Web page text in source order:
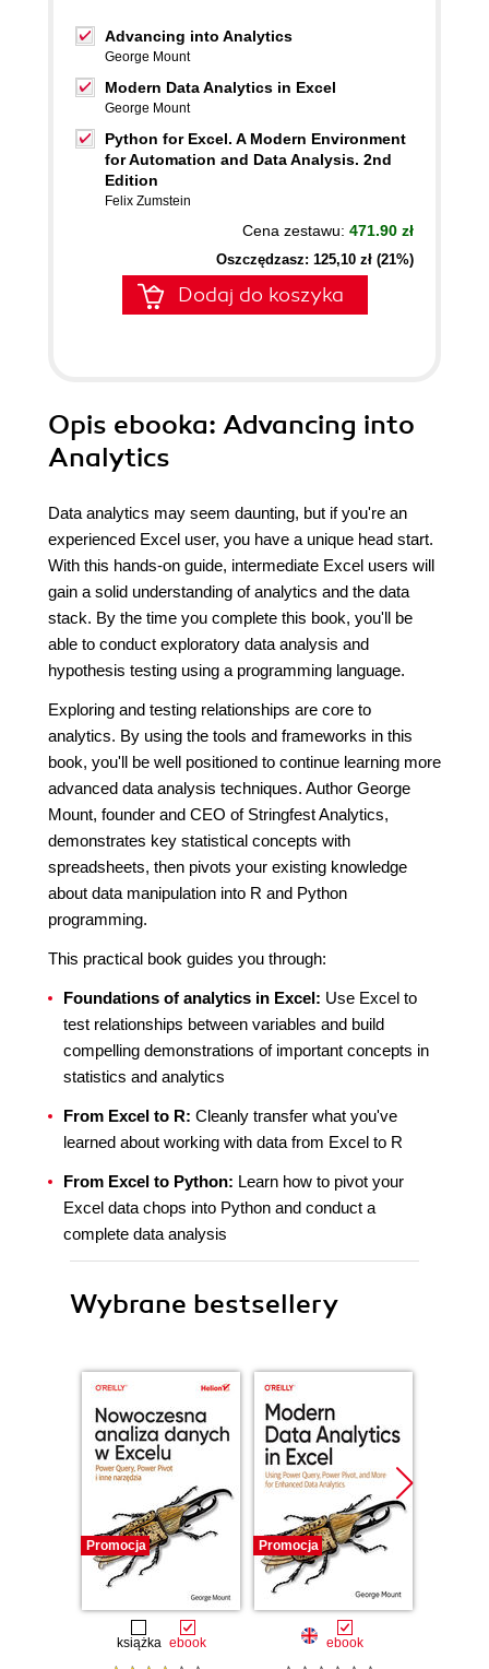
Advancing into Analytics
George Mount
Modern Data Analytics in Excel
George Mount
Python for Excel. A Modern Environment
for Automation and Data Analysis. 2nd
Edition
Felix Zumstein
Cena zestawu: 471.90 zł
Oszczędzasz: 125,10 zł (21%)
Dodaj do koszyka
Opis ebooka: Advancing into
Analytics
Data analytics may seem daunting, but if you're an
experienced Excel user, you have a unique head start.
With this hands-on guide, intermediate Excel users will
gain a solid understanding of analytics and the data
stack. By the time you complete this book, you'll be
able to conduct exploratory data analysis and
hypothesis testing using a programming language.
Exploring and testing relationships are core to
analytics. By using the tools and frameworks in this
book, you'll be well positioned to continue learning more
advanced data analysis techniques. Author George
Mount, founder and CEO of Stringfest Analytics,
demonstrates key statistical concepts with
spreadsheets, then pivots your existing knowledge
about data manipulation into R and Python
programming.
This practical book guides you through:
Foundations of analytics in Excel: Use Excel to
test relationships between variables and build
compelling demonstrations of important concepts in
statistics and analytics
From Excel to R: Cleanly transfer what you've
learned about working with data from Excel to R
From Excel to Python: Learn how to pivot your
Excel data chops into Python and conduct a
complete data analysis
Wybrane bestsellery
Promocja
książka ebook
Promocja
ebook